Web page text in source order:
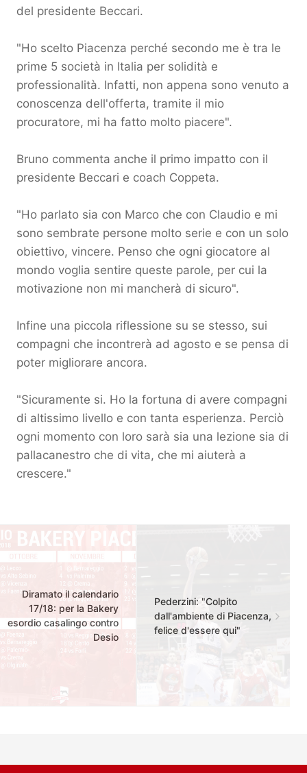
del presidente Beccari.
"Ho scelto Piacenza perché secondo me è tra le
prime 5 società in Italia per solidità e
professionalità. Infatti, non appena sono venuto a
conoscenza dell'offerta, tramite il mio
procuratore, mi ha fatto molto piacere".
Bruno commenta anche il primo impatto con il
presidente Beccari e coach Coppeta.
"Ho parlato sia con Marco che con Claudio e mi
sono sembrate persone molto serie e con un solo
obiettivo, vincere. Penso che ogni giocatore al
mondo voglia sentire queste parole, per cui la
motivazione non mi mancherà di sicuro".
Infine una piccola riflessione su se stesso, sui
compagni che incontrerà ad agosto e se pensa di
poter migliorare ancora.
"Sicuramente si. Ho la fortuna di avere compagni
di altissimo livello e con tanta esperienza. Perciò
ogni momento con loro sarà sia una lezione sia di
pallacanestro che di vita, che mi aiuterà a
crescere."
Diramato il calendario
17/18: per la Bakery
esordio casalingo contro
Desio
Pederzini: "Colpito
dall'ambiente di Piacenza,
felice d'essere qui"